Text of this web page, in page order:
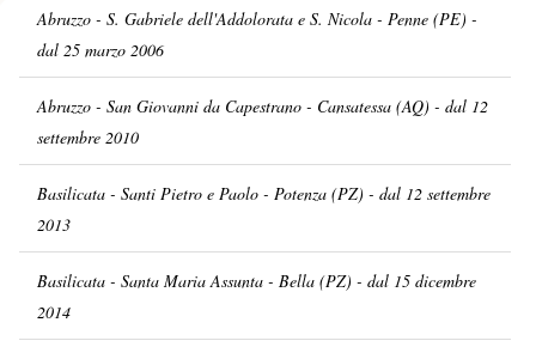
Abruzzo - S. Gabriele dell'Addolorata e S. Nicola - Penne (PE) -
dal 25 marzo 2006
Abruzzo - San Giovanni da Capestrano - Cansatessa (AQ) - dal 12
settembre 2010
Basilicata - Santi Pietro e Paolo - Potenza (PZ) - dal 12 settembre
2013
Basilicata - Santa Maria Assunta - Bella (PZ) - dal 15 dicembre
2014